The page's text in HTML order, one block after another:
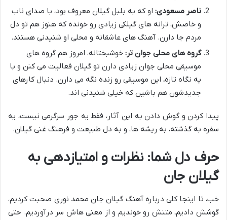
ناصر مسعودی: او که به بلبل گیلان معروف بود، با صدای ناب
و خاصش، ترانه های گیلکی زیادی رو خونده که هنوز هم تو دل
مردم جا دارن. آهنگ های عاشقانه و محلی او شنیدنی هستند.
گروه های محلی جوان تر: خوشبختانه، امروز هم گروه های
موسیقی محلی جوان زیادی دارن تو گیلان فعالیت می کنن و با
یه نگاه تازه، این موسیقی رو زنده نگه می دارن. دنبال کارهای
جدیدشون هم باشین که خیلی شنیدنی اند.
پیدا کردن و گوش دادن به این آثار، فقط یه جور سرگرمی نیست، یه
سفره به گذشته، به ریشه ها، و به دل طبیعت و فرهنگ غنی گیلان.
حرف دل شما: نظرات و امتیازدهی به
گیلان جان
خب، تا اینجا کلی درباره آهنگ گیلان جان محمد نوری صحبت کردیم،
گوشش دادیم، متنش رو خوندیم و از معنی هاش سر درآوردیم. حتی